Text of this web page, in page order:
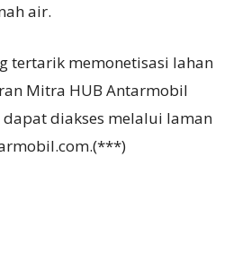
air.
tertarik memonetisasi lahan
Mitra HUB Antarmobil
diakses melalui laman